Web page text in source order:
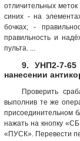
отличительных
синих - на
бочках; -
правильность и
пульта. ...
9. УНП2-7-65
нанесении
Проверить
выполнив те же
присоединительном
нажать на кнопку
«ПУСК». Перевести